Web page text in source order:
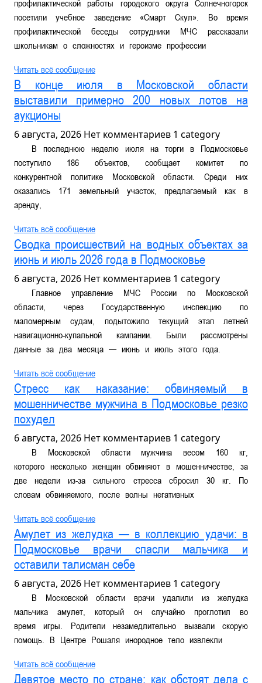
профилактической работы городского округа Солнечногорск
посетили учебное заведение «Смарт Скул». Во время
профилактической беседы сотрудники МЧС рассказали
школьникам о сложностях и героизме профессии
Читать всё сообщение
В конце июля в Московской области
выставили примерно 200 новых лотов на
аукционы
6 августа, 2026 Нет комментариев 1 category
В последнюю неделю июля на торги в Подмосковье
поступило 186 объектов, сообщает комитет по
конкурентной политике Московской области. Среди них
оказались 171 земельный участок, предлагаемый как в
аренду,
Читать всё сообщение
Сводка происшествий на водных объектах за
июнь и июль 2026 года в Подмосковье
6 августа, 2026 Нет комментариев 1 category
Главное управление МЧС России по Московской
области, через Государственную инспекцию по
маломерным судам, подытожило текущий этап летней
навигационно-купальной кампании. Были рассмотрены
данные за два месяца — июнь и июль этого года.
Читать всё сообщение
Стресс как наказание: обвиняемый в
мошенничестве мужчина в Подмосковье резко
похудел
6 августа, 2026 Нет комментариев 1 category
В Московской области мужчина весом 160 кг,
которого несколько женщин обвиняют в мошенничестве, за
две недели из-за сильного стресса сбросил 30 кг. По
словам обвиняемого, после волны негативных
Читать всё сообщение
Амулет из желудка — в коллекцию удачи: в
Подмосковье врачи спасли мальчика и
оставили талисман себе
6 августа, 2026 Нет комментариев 1 category
В Московской области врачи удалили из желудка
мальчика амулет, который он случайно проглотил во
время игры. Родители незамедлительно вызвали скорую
помощь. В Центре Рошаля инородное тело извлекли
Читать всё сообщение
Девятое место по стране: как обстоят дела с